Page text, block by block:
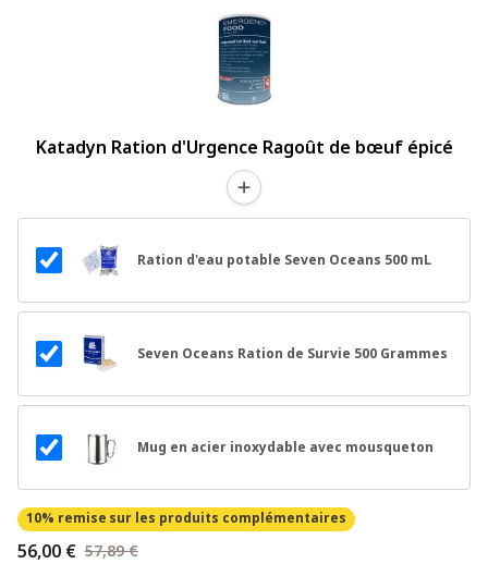
Katadyn Ration d'Urgence Ragoût de bœuf épicé
Ration d'eau potable Seven Oceans 500 mL
Seven Oceans Ration de Survie 500 Grammes
Mug en acier inoxydable avec mousqueton
10% remise sur les produits complémentaires
56,00 € 57,89 €